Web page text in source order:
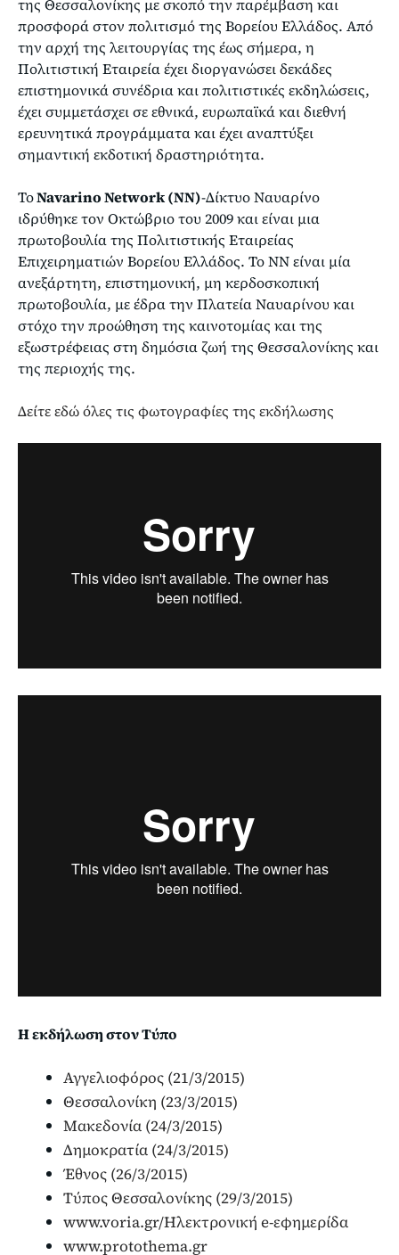
της Θεσσαλονίκης με σκοπό την παρέμβαση και
προσφορά στον πολιτισμό της Βορείου Ελλάδος. Από
την αρχή της λειτουργίας της έως σήμερα, η
Πολιτιστική Εταιρεία έχει διοργανώσει δεκάδες
επιστημονικά συνέδρια και πολιτιστικές εκδηλώσεις,
έχει συμμετάσχει σε εθνικά, ευρωπαϊκά και διεθνή
ερευνητικά προγράμματα και έχει αναπτύξει
σημαντική εκδοτική δραστηριότητα.
ΤοNavarino Network (ΝΝ)-Δίκτυο Ναυαρίνο
ιδρύθηκε τον Οκτώβριο του 2009 και είναι μια
πρωτοβουλία της Πολιτιστικής Εταιρείας
Επιχειρηματιών Βορείου Ελλάδος. Το ΝΝ είναι μία
ανεξάρτητη, επιστημονική, μη κερδοσκοπική
πρωτοβουλία, με έδρα την Πλατεία Ναυαρίνου και
στόχο την προώθηση της καινοτομίας και της
εξωστρέφειας στη δημόσια ζωή της Θεσσαλονίκης και
της περιοχής της.
Δείτε εδώ όλες τις φωτογραφίες της εκδήλωσης
Η εκδήλωση στον Τύπο
Αγγελιοφόρος (21/3/2015)
Θεσσαλονίκη (23/3/2015)
Μακεδονία (24/3/2015)
Δημοκρατία (24/3/2015)
Έθνος (26/3/2015)
Τύπος Θεσσαλονίκης (29/3/2015)
www.voria.gr/Ηλεκτρονική e-εφημερίδα
www.protothema.gr